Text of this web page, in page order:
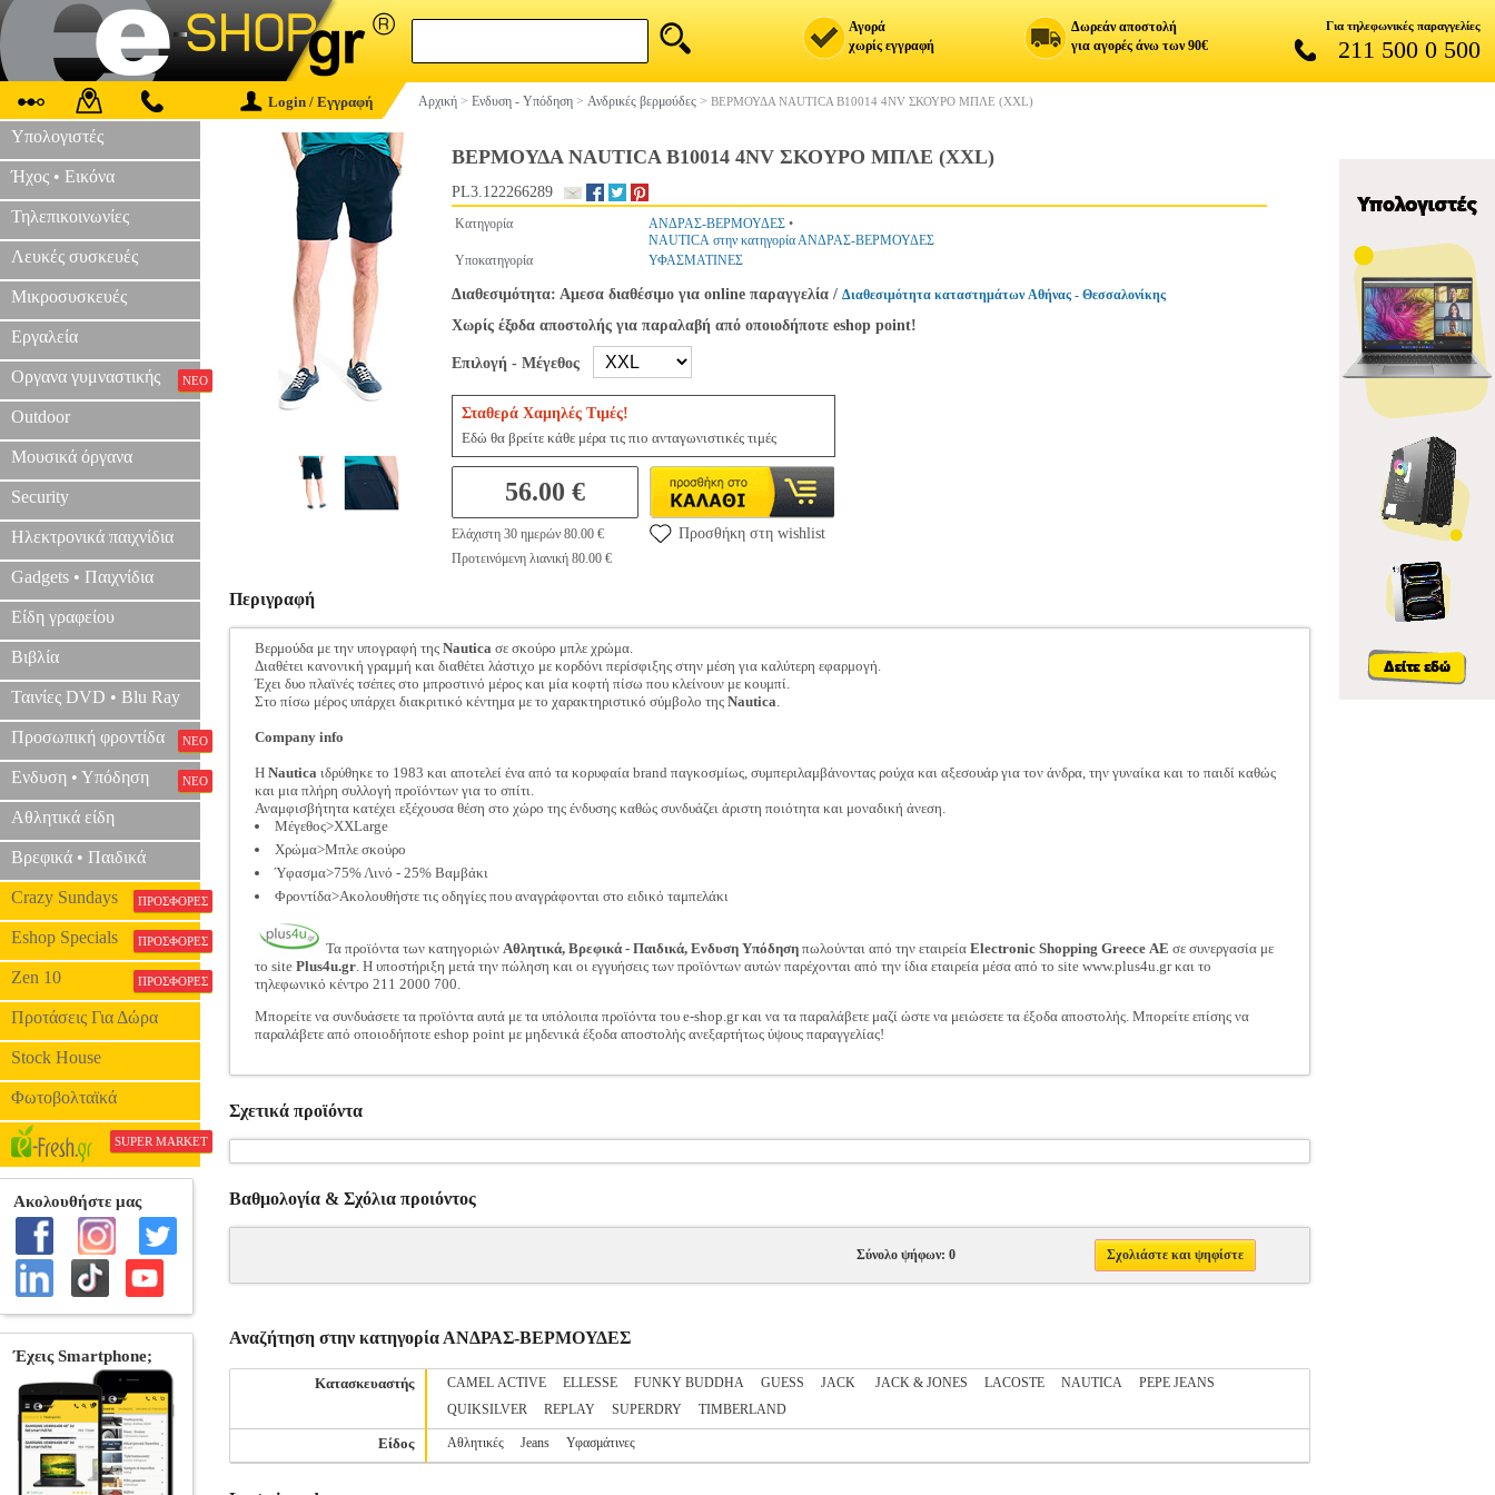
Αγορά
χωρίς εγγραφή
Δωρεάν αποστολή
για αγορές άνω των 90€
Για τηλεφωνικές παραγγελίες
211 500 0 500
Login / Εγγραφή Αρχική > Ενδυση - Υπόδηση > Ανδρικές βερμούδες > ΒΕΡΜΟΥΔΑ NAUTICA B10014 4NV ΣΚΟΥΡΟ ΜΠΛΕ (XXL)
Υπολογιστές
Ήχος • Εικόνα
Τηλεπικοινωνίες
Λευκές συσκευές
Μικροσυσκευές
Εργαλεία
Οργανα γυμναστικής ΝΕΟ
Outdoor
Μουσικά όργανα
Security
Ηλεκτρονικά παιχνίδια
Gadgets • Παιχνίδια
Είδη γραφείου
Βιβλία
Ταινίες DVD • Blu Ray
Προσωπική φροντίδα ΝΕΟ
Ενδυση • Υπόδηση ΝΕΟ
Αθλητικά είδη
Βρεφικά • Παιδικά
Crazy Sundays ΠΡΟΣΦΟΡΕΣ
Eshop Specials ΠΡΟΣΦΟΡΕΣ
Zen 10 ΠΡΟΣΦΟΡΕΣ
Προτάσεις Για Δώρα
Stock House
Φωτοβολταϊκά
SUPER MARKET
ΒΕΡΜΟΥΔΑ NAUTICA B10014 4NV ΣΚΟΥΡΟ ΜΠΛΕ (XXL)
PL3.122266289
Κατηγορία ΑΝΔΡΑΣ-ΒΕΡΜΟΥΔΕΣ •
NAUTICA στην κατηγορία ΑΝΔΡΑΣ-ΒΕΡΜΟΥΔΕΣ
Υποκατηγορία
ΥΦΑΣΜΑΤΙΝΕΣ
Διαθεσιμότητα: Αμεσα διαθέσιμο για online παραγγελία / Διαθεσιμότητα καταστημάτων Αθήνας - Θεσσαλονίκης
Χωρίς έξοδα αποστολής για παραλαβή από οποιοδήποτε eshop point!
Επιλογή - Μέγεθος
Σταθερά Χαμηλές Τιμές!
Εδώ θα βρείτε κάθε μέρα τις πιο ανταγωνιστικές τιμές
56.00 €
Ελάχιστη 30 ημερών 80.00 €
Προτεινόμενη λιανική 80.00 €
Προσθήκη στη wishlist
Περιγραφή
Βερμούδα με την υπογραφή της Nautica σε σκούρο μπλε χρώμα.
Διαθέτει κανονική γραμμή και διαθέτει λάστιχο με κορδόνι περίσφιξης στην μέση για καλύτερη εφαρμογή.
Έχει δυο πλαϊνές τσέπες στο μπροστινό μέρος και μία κοφτή πίσω που κλείνουν με κουμπί.
Στο πίσω μέρος υπάρχει διακριτικό κέντημα με το χαρακτηριστικό σύμβολο της Nautica.
Company info
Η Nautica ιδρύθηκε το 1983 και αποτελεί ένα από τα κορυφαία brand παγκοσμίως, συμπεριλαμβάνοντας ρούχα και αξεσουάρ για τον άνδρα, την γυναίκα και το παιδί καθώς
και μια πλήρη συλλογή προϊόντων για το σπίτι.
Αναμφισβήτητα κατέχει εξέχουσα θέση στο χώρο της ένδυσης καθώς συνδυάζει άριστη ποιότητα και μοναδική άνεση.
Μέγεθος>XXLarge
Χρώμα>Μπλε σκούρο
Ύφασμα>75% Λινό - 25% Βαμβάκι
Φροντίδα>Ακολουθήστε τις οδηγίες που αναγράφονται στο ειδικό ταμπελάκι
Τα προϊόντα των κατηγοριών Αθλητικά, Βρεφικά - Παιδικά, Ενδυση Υπόδηση πωλούνται από την εταιρεία Electronic Shopping Greece ΑΕ σε συνεργασία με
το site Plus4u.gr. Η υποστήριξη μετά την πώληση και οι εγγυήσεις των προϊόντων αυτών παρέχονται από την ίδια εταιρεία μέσα από το site www.plus4u.gr και το
τηλεφωνικό κέντρο 211 2000 700.
Μπορείτε να συνδυάσετε τα προϊόντα αυτά με τα υπόλοιπα προϊόντα του e-shop.gr και να τα παραλάβετε μαζί ώστε να μειώσετε τα έξοδα αποστολής. Μπορείτε επίσης να
παραλάβετε από οποιοδήποτε eshop point με μηδενικά έξοδα αποστολής ανεξαρτήτως ύψους παραγγελίας!
Σχετικά προϊόντα
Βαθμολογία & Σχόλια προιόντος
Σύνολο ψήφων: 0 Σχολιάστε και ψηφίστε
Αναζήτηση στην κατηγορία ΑΝΔΡΑΣ-ΒΕΡΜΟΥΔΕΣ
Κατασκευαστής CAMEL ACTIVE ELLESSE FUNKY BUDDHA GUESS JACK JACK & JONES LACOSTE NAUTICA
PEPE JEANS
QUIKSILVER
REPLAY SUPERDRY TIMBERLAND
Είδος Αθλητικές Jeans Υφασμάτινες